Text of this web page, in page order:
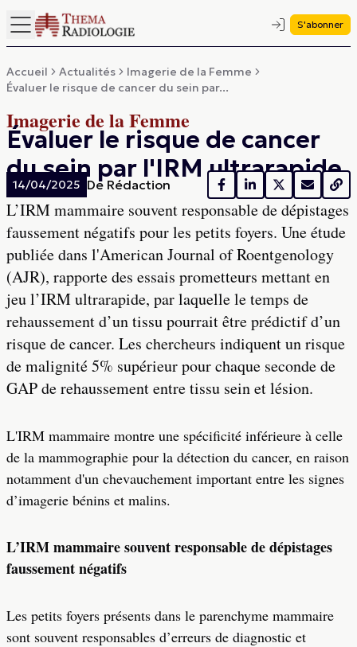
S'abonner
Accueil Actualités
Imagerie de la Femme
Évaluer le risque de cancer du sein par...
Imagerie de la Femme
Évaluer le risque de cancer
du sein par l'IRM ultrarapide
14/04/2025 De Rédaction
L’IRM mammaire souvent responsable de dépistages
faussement négatifs pour les petits foyers. Une étude
publiée dans l'American Journal of Roentgenology
(AJR), rapporte des essais prometteurs mettant en
jeu l’IRM ultrarapide, par laquelle le temps de
rehaussement d’un tissu pourrait être prédictif d’un
risque de cancer. Les chercheurs indiquent un risque
de malignité 5% supérieur pour chaque seconde de
GAP de rehaussement entre tissu sein et lésion.
L'IRM mammaire montre une spécificité inférieure à celle
de la mammographie pour la détection du cancer, en raison
notamment d'un chevauchement important entre les signes
d’imagerie bénins et malins.
L’IRM mammaire souvent responsable de dépistages
faussement négatifs
Les petits foyers présents dans le parenchyme mammaire
sont souvent responsables d’erreurs de diagnostic et